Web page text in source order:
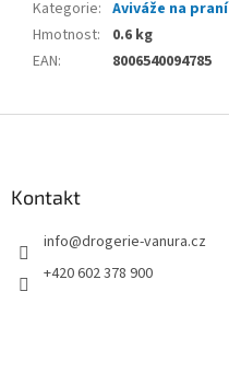
Kategorie: Aviváže na praní
Hmotnost:
0.6 kg
EAN: 8006540094785
Kontakt
info@drogerie-vanura.cz
+420 602 378 900